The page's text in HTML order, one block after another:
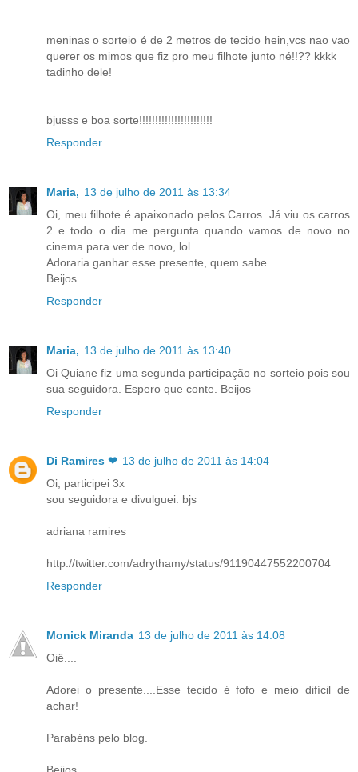
meninas o sorteio é de 2 metros de tecido hein,vcs nao vao
querer os mimos que fiz pro meu filhote junto né!!?? kkkk
tadinho dele!
bjusss e boa sorte!!!!!!!!!!!!!!!!!!!!!!!
Responder
Maria, 13 de julho de 2011 às 13:34
Oi, meu filhote é apaixonado pelos Carros. Já viu os carros
2 e todo o dia me pergunta quando vamos de novo no
cinema para ver de novo, lol.
Adoraria ganhar esse presente, quem sabe.....
Beijos
Responder
Maria, 13 de julho de 2011 às 13:40
Oi Quiane fiz uma segunda participação no sorteio pois sou
sua seguidora. Espero que conte. Beijos
Responder
Di Ramires ❤ 13 de julho de 2011 às 14:04
Oi, participei 3x
sou seguidora e divulguei. bjs
adriana ramires
http://twitter.com/adrythamy/status/91190447552200704
Responder
Monick Miranda 13 de julho de 2011 às 14:08
Oiê....
Adorei o presente....Esse tecido é fofo e meio difícil de
achar!
Parabéns pelo blog.